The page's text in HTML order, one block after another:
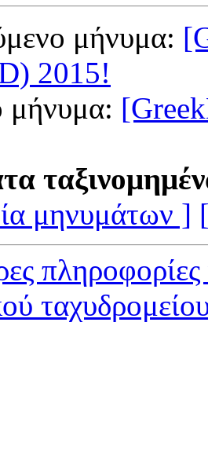
μήνυμα:
2015!
μήνυμα:
μηνυμάτων ]